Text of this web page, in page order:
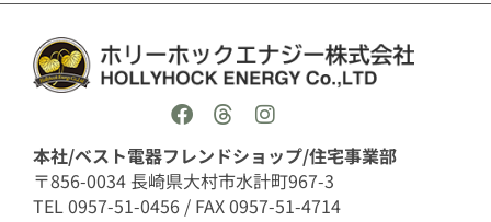
本社/ベスト電器フレンドショップ/住宅事業部
〒856-0034 長崎県大村市水計町967-3
TEL 0957-51-0456 / FAX 0957-51-4714